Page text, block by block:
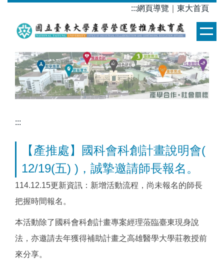
:::網頁導覽 東大首頁
:::
【產推處】國科會科創計畫說明會(
12/19(五) )，誠摯邀請師長報名。
114.12.15更新資訊：新增活動流程，尚未報名的師長
把握時間報名。
本活動除了國科會科創計畫專案經理蒞臨臺東現身說
法，亦邀請去年獲得補助計畫之高雄醫學大學莊教授前
來分享。